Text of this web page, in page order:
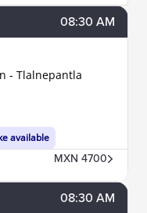
08:30 AM
- Tlalnepantla
available
MXN 4700
08:30 AM